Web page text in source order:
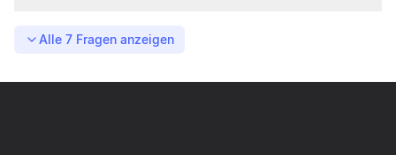
Alle 7 Fragen anzeigen